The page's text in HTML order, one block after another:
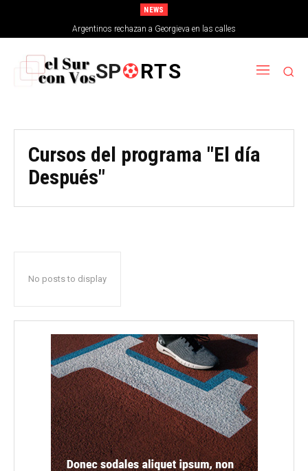
NEWS
Argentinos rechazan a Georgieva en las calles
SP RTS
Cursos del programa "El día
Después"
No posts to display